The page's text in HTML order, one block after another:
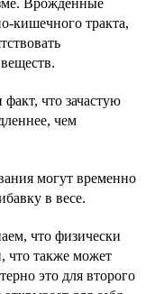
Врожденные
кишечного тракта,
что зачастую
чем
могут временно
в весе.
что физически
что также может
это для второго